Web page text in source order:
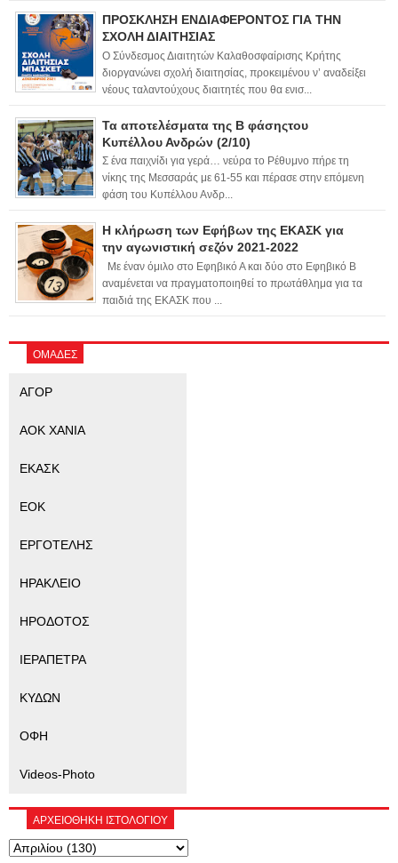
ΠΡΟΣΚΛΗΣΗ ΕΝΔΙΑΦΕΡΟΝΤΟΣ ΓΙΑ ΤΗΝ
ΣΧΟΛΗ ΔΙΑΙΤΗΣΙΑΣ
Ο Σύνδεσμος Διαιτητών Καλαθοσφαίρισης Κρήτης
διοργανώνει σχολή διαιτησίας, προκειμένου ν’ αναδείξει
νέους ταλαντούχους διαιτητές που θα ενισ...
Τα αποτελέσματα της Β φάσηςτου
Κυπέλλου Ανδρών (2/10)
Σ ένα παιχνίδι για γερά… νεύρα το Ρέθυμνο πήρε τη
νίκης της Μεσσαράς με 61-55 και πέρασε στην επόμενη
φάση του Κυπέλλου Ανδρ...
Η κλήρωση των Εφήβων της ΕΚΑΣΚ για
την αγωνιστική σεζόν 2021-2022
Με έναν όμιλο στο Εφηβικό Α και δύο στο Εφηβικό Β
αναμένεται να πραγματοποιηθεί το πρωτάθλημα για τα
παιδιά της ΕΚΑΣΚ που ...
ΟΜΑΔΕΣ
ΑΓΟΡ
ΑΟΚ ΧΑΝΙΑ
ΕΚΑΣΚ
ΕΟΚ
ΕΡΓΟΤΕΛΗΣ
ΗΡΑΚΛΕΙΟ
ΗΡΟΔΟΤΟΣ
ΙΕΡΑΠΕΤΡΑ
ΚΥΔΩΝ
ΟΦΗ
Videos-Photo
ΑΡΧΕΙΟΘΗΚΗ ΙΣΤΟΛΟΓΙΟΥ